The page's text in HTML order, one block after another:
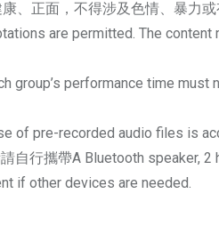
、正面，不得涉及色情、暴力
are permitted. The
performance time must
of pre-recorded audio files is
行攜帶A Bluetooth speaker, 2
if other devices are needed.